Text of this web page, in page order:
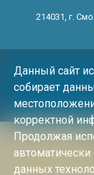
214031, г.
Данный сайт
собирает
корректной
Продолжая
данных